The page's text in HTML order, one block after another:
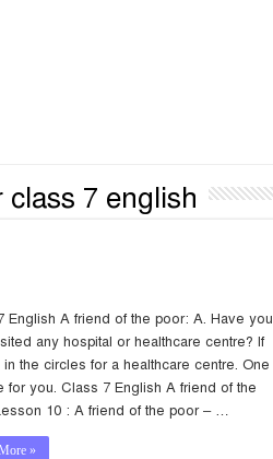
7 english
English A friend of the poor: A. Have you
any hospital or healthcare centre? If
the circles for a healthcare centre. One
for you. Class 7 English A friend of the
10 : A friend of the poor – …
»